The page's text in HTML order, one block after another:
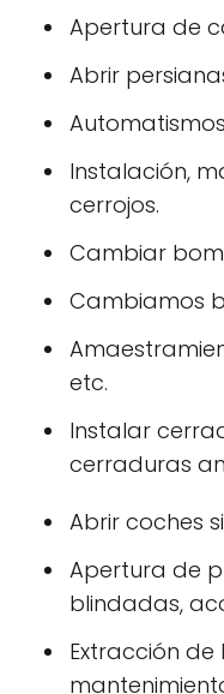
Apertura de
Abrir
Instalación,
cerrojos.
Cambiar
Cambiamos
etc.
Instalar
cerraduras
Abrir coches
Apertura de
blindadas,
Extracción